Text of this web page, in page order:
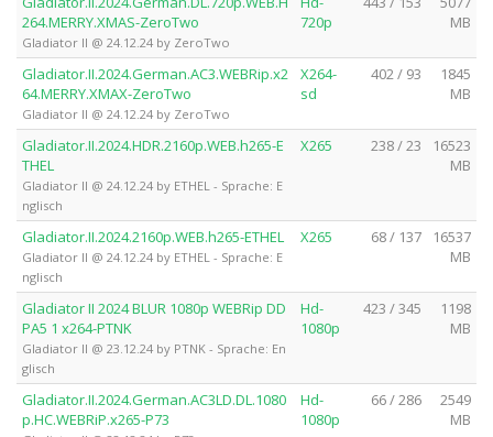
264.MERRY.XMAS-ZeroTwo
Gladiator II @ 24.12.24 by ZeroTwo
720p
MB
Gladiator.II.2024.German.AC3.WEBRip.x2
64.MERRY.XMAX-ZeroTwo
Gladiator II @ 24.12.24 by ZeroTwo
X264-
sd
402 / 93
1845
MB
Gladiator.II.2024.HDR.2160p.WEB.h265-E
THEL
Gladiator II @ 24.12.24 by ETHEL - Sprache: E
nglisch
X265 238 / 23
16523
MB
Gladiator.II.2024.2160p.WEB.h265-ETHEL
Gladiator II @ 24.12.24 by ETHEL - Sprache: E
nglisch
X265 68 / 137
16537
MB
Gladiator II 2024 BLUR 1080p WEBRip DD
PA5 1 x264-PTNK
Gladiator II @ 23.12.24 by PTNK - Sprache: En
glisch
Hd-
1080p
423 / 345
1198
MB
Gladiator.II.2024.German.AC3LD.DL.1080
p.HC.WEBRiP.x265-P73
Hd-
1080p
66 / 286
2549
MB